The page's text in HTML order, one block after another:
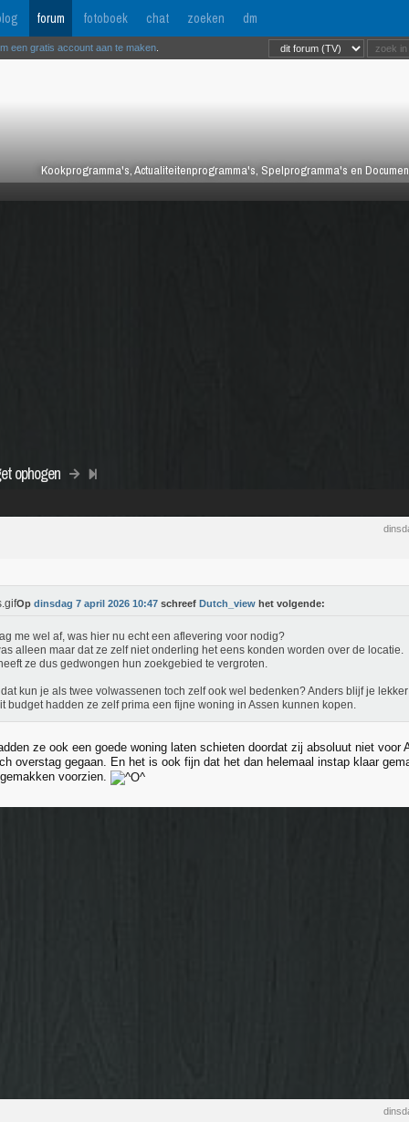
forum fotoboek chat zoeken dm
Kookprogramma's, Actualiteitenprogramma's, Spelprogramma's en
een gratis account aan te maken
ophogen
Op dinsdag 7 april 2026 10:47 schreef Dutch_view het volgende:
me wel af, was hier nu echt een aflevering voor nodig?
alleen maar dat ze zelf niet onderling het eens konden worden over de locatie.
ze dus gedwongen hun zoekgebied te vergroten.
kun je als twee volwassenen toch zelf ook wel bedenken? Anders blijf je
budget hadden ze zelf prima een fijne woning in Assen kunnen kopen.
ze ook een goede woning laten schieten doordat zij absoluut niet voor
overstag gegaan. En het is ook fijn dat het dan helemaal instap klaar
voorzien.